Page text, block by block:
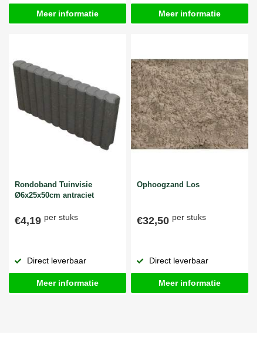
Meer informatie Meer informatie
Rondoband Tuinvisie
Ø6x25x50cm antraciet
€4,19 per stuks
Direct leverbaar
Meer informatie
Ophoogzand Los
€32,50 per stuks
Direct leverbaar
Meer informatie